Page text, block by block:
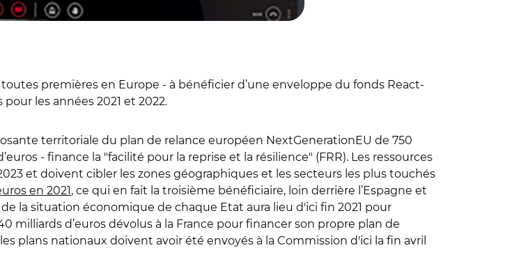
premières en Europe - à bénéficier d’une enveloppe du fonds React-
pour les années 2021 et 2022.
territoriale du plan de relance européen NextGenerationEU de 750
- finance la "facilité pour la reprise et la résilience" (FRR). Les ressources
et doivent cibler les zones géographiques et les secteurs les plus touchés
en 2021, ce qui en fait la troisième bénéficiaire, loin derrière l’Espagne et
de la situation économique de chaque Etat aura lieu d'ici fin 2021 pour
milliards d’euros dévolus à la France pour financer son propre plan de
plans nationaux doivent avoir été envoyés à la Commission d'ici la fin avril